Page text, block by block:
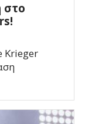
στο
Krieger